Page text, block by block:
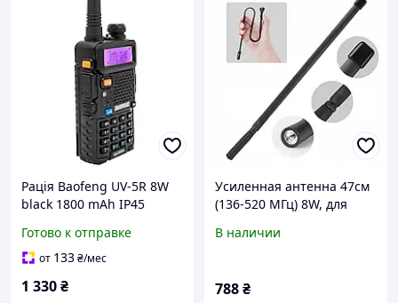
Рація Baofeng UV-5R 8W
black 1800 mAh IP45
Готово к отправке
от 133₴/мес
1 330₴
Усиленная антенна 47см
(136-520 МГц) 8W, для
раций Motorola
В наличии
788₴